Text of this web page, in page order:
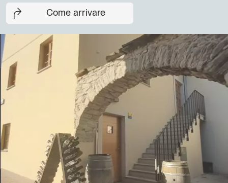
Come arrivare